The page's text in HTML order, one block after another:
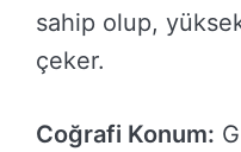
sahip olup,
çeker.
Coğrafi Konum: